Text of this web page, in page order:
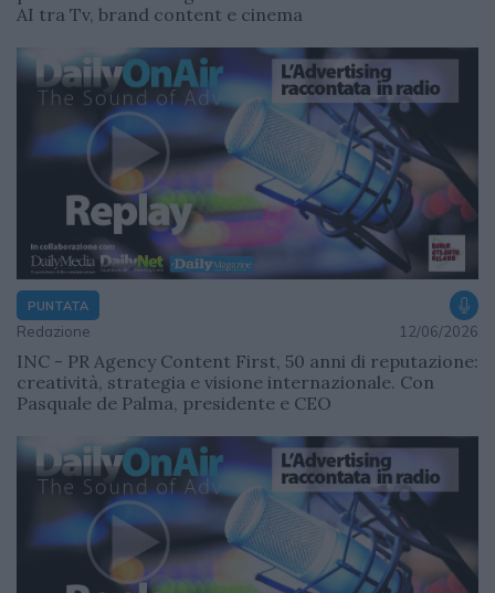
AI tra Tv, brand content e cinema
PUNTATA
Redazione 12/06/2026
INC - PR Agency Content First, 50 anni di reputazione:
creatività, strategia e visione internazionale. Con
Pasquale de Palma, presidente e CEO